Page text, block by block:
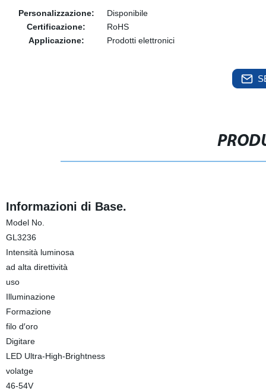
Personalizzazione:
Disponibile
Certificazione:
RoHS
Applicazione:
Prodotti elettronici
Informazioni di Base.
Model No.
GL3236
Intensità luminosa
ad alta direttività
uso
Illuminazione
Formazione
filo d′oro
Digitare
LED Ultra-High-Brightness
volatge
46-54V